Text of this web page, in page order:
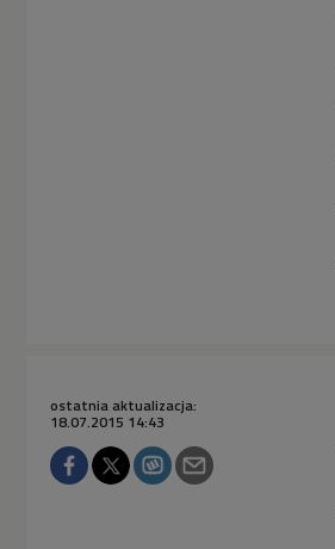
ostatnia aktualizacja:
18.07.2015 14:43